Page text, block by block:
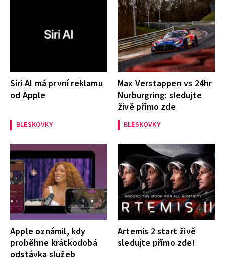
Siri AI má první reklamu
od Apple
BLESKOVKY
Max Verstappen vs 24hr
Nurburgring: sledujte
živě přímo zde
BLESKOVKY
Apple oznámil, kdy
proběhne krátkodobá
odstávka služeb
Artemis 2 start živě
sledujte přímo zde!